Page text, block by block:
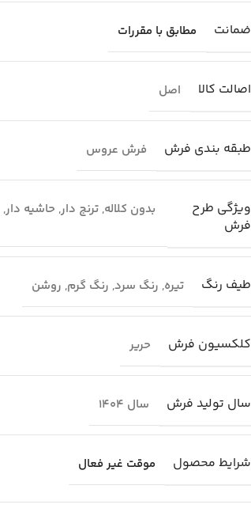
ضمانت مطابق با مقررات
اصالت کالا اصل
طبقه بندی فرش فرش عروس
ویژگی طرح
فرش
بدون کلاله, ترنج دار, حاشیه دار,
طیف رنگ تیره, رنگ سرد, رنگ گرم, روشن
کلکسیون فرش حریر
سال تولید فرش سال 1404
شرایط محصول موقت غیر فعال